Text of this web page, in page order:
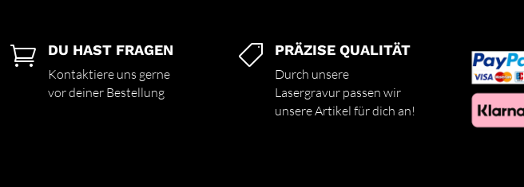
 DU HAST FRAGEN
Kontaktiere uns gerne
vor deiner Bestellung
 PRÄZISE QUALITÄT
Durch unsere
Lasergravur passen wir
unsere Artikel für dich an!